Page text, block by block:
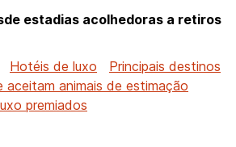
estadias acolhedoras a retiros
Hotéis de luxo
Principais destinos
aceitam animais de estimação
premiados